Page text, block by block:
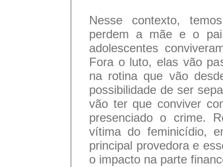
Nesse contexto,
perdem a mãe e o
adolescentes
Fora o luto, elas vão
na rotina que vão
possibilidade de ser
vão ter que conviver
presenciado o crime.
vítima do feminicídio,
principal provedora e
o impacto na parte